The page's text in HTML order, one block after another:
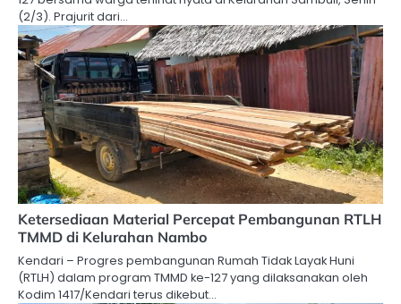
(2/3). Prajurit dari…
Ketersediaan Material Percepat Pembangunan RTLH
TMMD di Kelurahan Nambo
Kendari – Progres pembangunan Rumah Tidak Layak Huni
(RTLH) dalam program TMMD ke-127 yang dilaksanakan oleh
Kodim 1417/Kendari terus dikebut…